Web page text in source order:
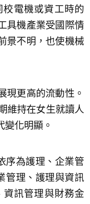
電機或資工時的
具機產業受國際情
景不明，也使機械
現更高的流動性。
維持在女生就讀人
變化明顯。
序為護理、企業管
管理、護理與資訊
資訊管理與財務金